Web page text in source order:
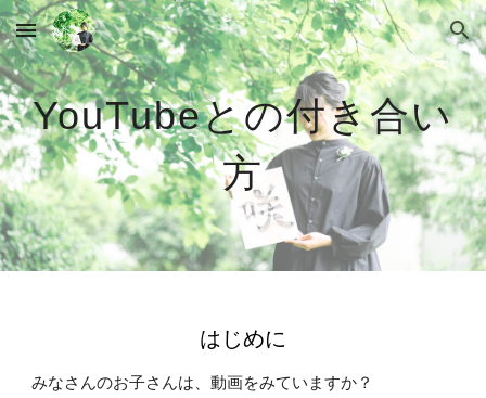
Skip to main content Skip to navigation
YouTubeとの付き合い
方
はじめに
みなさんのお子さんは、動画をみていますか？